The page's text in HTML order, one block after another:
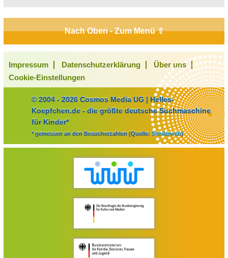
Nach Oben - Zum Menü ⇧
Impressum Datenschutzerklärung
Über uns
Cookie-Einstellungen
© 2004 - 2026 Cosmos Media UG | Helles-
Koepfchen.de - die größte deutsche Suchmaschine
für Kinder*
* gemessen an den Besucherzahlen (Quelle: Similarweb)